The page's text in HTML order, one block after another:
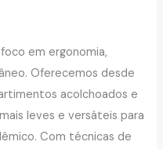
em ergonomia,
Oferecemos desde
acolchoados e
leves e versáteis para
Com técnicas de